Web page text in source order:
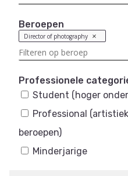
Beroepen
Director of photography
Professionele
Student (hoger
Professional
beroepen)
Minderjarige